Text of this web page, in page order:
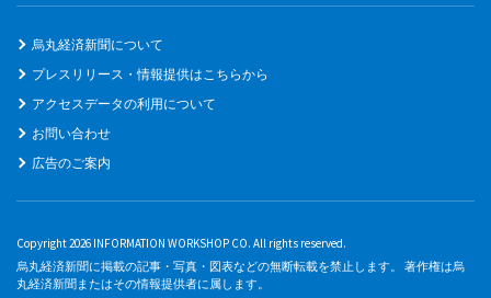
烏丸経済新聞について
プレスリリース・情報提供はこちらから
アクセスデータの利用について
お問い合わせ
広告のご案内
Copyright 2026 INFORMATION WORKSHOP CO. All rights reserved.
烏丸経済新聞に掲載の記事・写真・図表などの無断転載を禁止します。 著作権は烏
丸経済新聞またはその情報提供者に属します。